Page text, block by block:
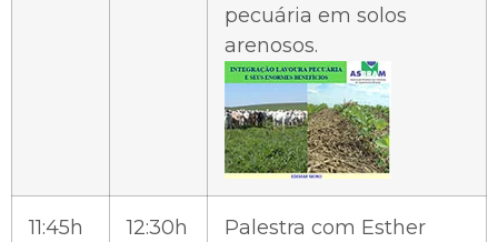
pecuária em solos
arenosos.
11:45h 12:30h
Palestra com Esther